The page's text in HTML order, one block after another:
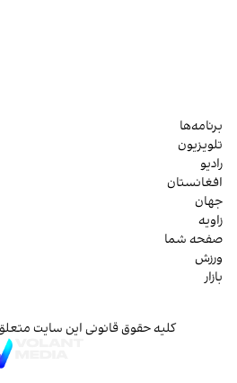
برنامه‌ها
تلویزیون
رادیو
افغانستان
جهان
زاویه
صفحه شما
ورزش
بازار
کلیه حقوق قانونی این سایت